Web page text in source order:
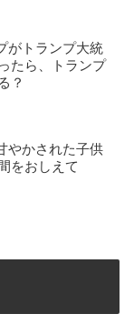
がトランプ大統
たら、トランプ
？
やかされた子供
をおしえて